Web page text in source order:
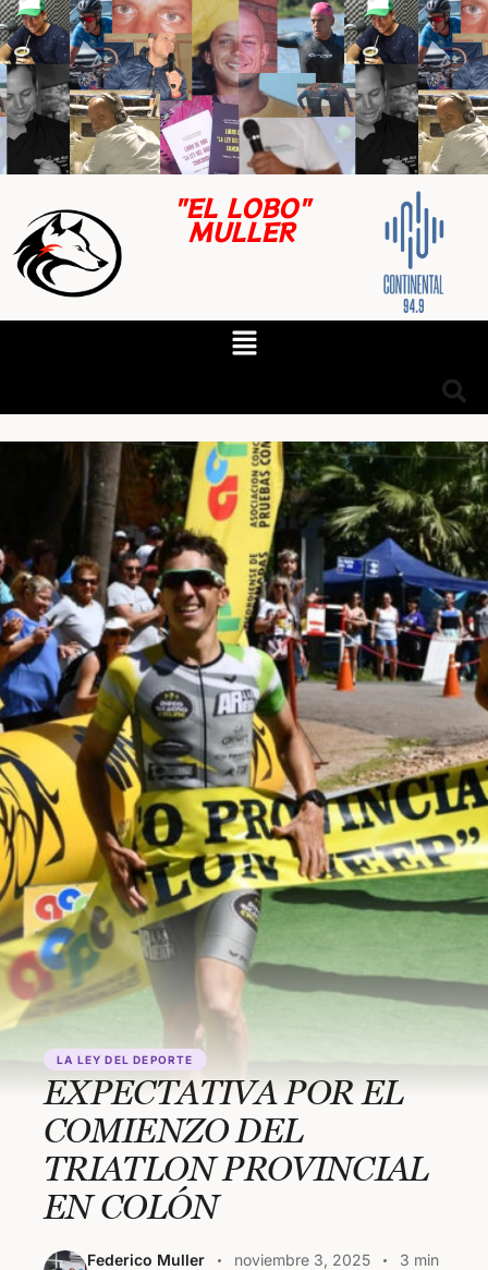
"EL LOBO"
MULLER
LA LEY DEL DEPORTE
EXPECTATIVA POR EL
COMIENZO DEL
TRIATLON PROVINCIAL
EN COLÓN
Federico Muller noviembre 3, 2025
3 min